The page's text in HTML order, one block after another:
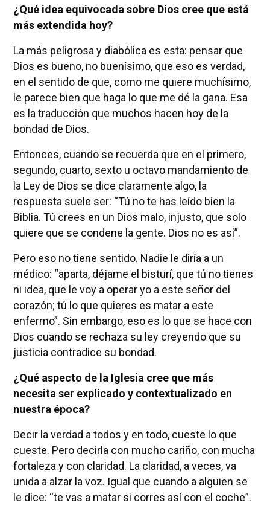
¿Qué idea equivocada sobre Dios cree que está
más extendida hoy?
La más peligrosa y diabólica es esta: pensar que
Dios es bueno, no buenísimo, que eso es verdad,
en el sentido de que, como me quiere muchísimo,
le parece bien que haga lo que me dé la gana. Esa
es la traducción que muchos hacen hoy de la
bondad de Dios.
Entonces, cuando se recuerda que en el primero,
segundo, cuarto, sexto u octavo mandamiento de
la Ley de Dios se dice claramente algo, la
respuesta suele ser: “Tú no te has leído bien la
Biblia. Tú crees en un Dios malo, injusto, que solo
quiere que se condene la gente. Dios no es así”.
Pero eso no tiene sentido. Nadie le diría a un
médico: “aparta, déjame el bisturí, que tú no tienes
ni idea, que le voy a operar yo a este señor del
corazón; tú lo que quieres es matar a este
enfermo”. Sin embargo, eso es lo que se hace con
Dios cuando se rechaza su ley creyendo que su
justicia contradice su bondad.
¿Qué aspecto de la Iglesia cree que más
necesita ser explicado y contextualizado en
nuestra época?
Decir la verdad a todos y en todo, cueste lo que
cueste. Pero decirla con mucho cariño, con mucha
fortaleza y con claridad. La claridad, a veces, va
unida a alzar la voz. Igual que cuando a alguien se
le dice: “te vas a matar si corres así con el coche”.